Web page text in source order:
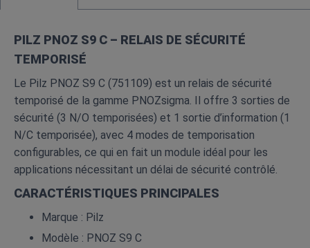
PILZ PNOZ S9 C – RELAIS DE SÉCURITÉ
TEMPORISÉ
Le Pilz PNOZ S9 C (751109) est un relais de sécurité
temporisé de la gamme PNOZsigma. Il offre 3 sorties de
sécurité (3 N/O temporisées) et 1 sortie d’information (1
N/C temporisée), avec 4 modes de temporisation
configurables, ce qui en fait un module idéal pour les
applications nécessitant un délai de sécurité contrôlé.
CARACTÉRISTIQUES PRINCIPALES
Marque : Pilz
Modèle : PNOZ S9 C